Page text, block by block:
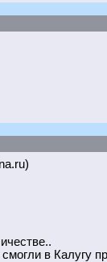
в Калугу